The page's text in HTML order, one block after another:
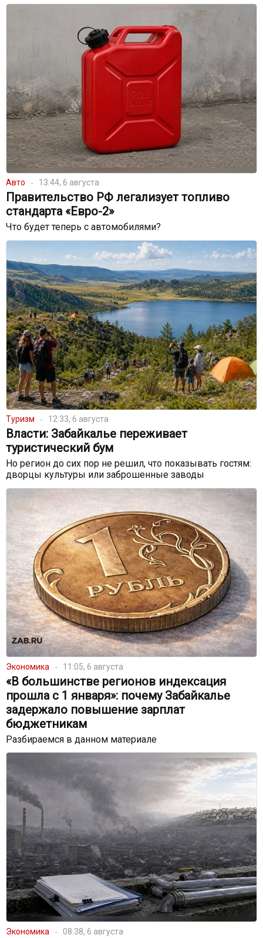
Авто 13:44, 6 августа
Правительство РФ легализует топливо
стандарта «Евро-2»
Что будет теперь с автомобилями?
Туризм 12:33, 6 августа
Власти: Забайкалье переживает
туристический бум
Но регион до сих пор не решил, что показывать гостям:
дворцы культуры или заброшенные заводы
Экономика 11:05, 6 августа
«В большинстве регионов индексация
прошла с 1 января»: почему Забайкалье
задержало повышение зарплат
бюджетникам
Разбираемся в данном материале
Экономика 08:38, 6 августа